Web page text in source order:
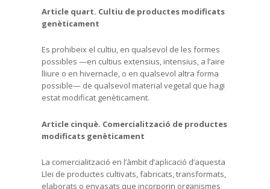
Article quart. Cultiu de productes modificats
genèticament
Es prohibeix el cultiu, en qualsevol de les formes
possibles —en cultius extensius, intensius, a l’aire
lliure o en hivernacle, o en qualsevol altra forma
possible— de qualsevol material vegetal que hagi
estat modificat genèticament.
Article cinquè. Comercialització de productes
modificats genèticament
La comercialització en l’àmbit d’aplicació d’aquesta
Llei de productes cultivats, fabricats, transformats,
elaborats o envasats que incorporin organismes